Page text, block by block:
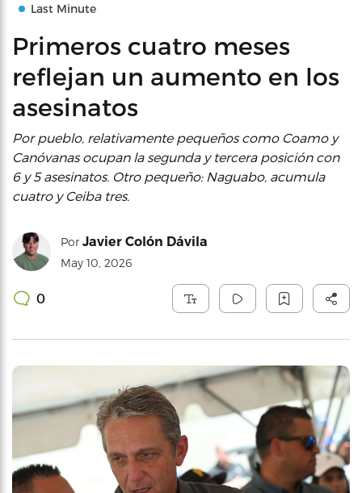
Last Minute
Primeros cuatro meses
reflejan un aumento en los
asesinatos
Por pueblo, relativamente pequeños como Coamo y
Canóvanas ocupan la segunda y tercera posición con
6 y 5 asesinatos. Otro pequeño: Naguabo, acumula
cuatro y Ceiba tres.
Por Javier Colón Dávila
May 10, 2026
0